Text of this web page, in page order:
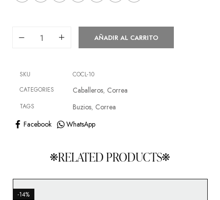
AÑADIR AL CARRITO
SKU
COCL-10
CATEGORIES
Caballeros, Correa
TAGS Buzios, Correa
Facebook
WhatsApp
RELATED PRODUCTS
-14%